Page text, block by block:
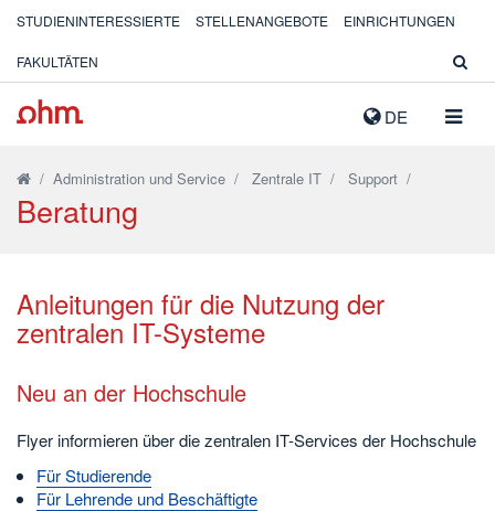
DE
STUDIENINTERESSIERTE STELLENANGEBOTE EINRICHTUNGEN
FAKULTÄTEN
/ Administration und Service / Zentrale IT / Support /
Beratung
Anleitungen für die Nutzung der
zentralen IT-Systeme
Neu an der Hochschule
Flyer informieren über die zentralen IT-Services der Hochschule
Für Studierende
Für Lehrende und Beschäftigte